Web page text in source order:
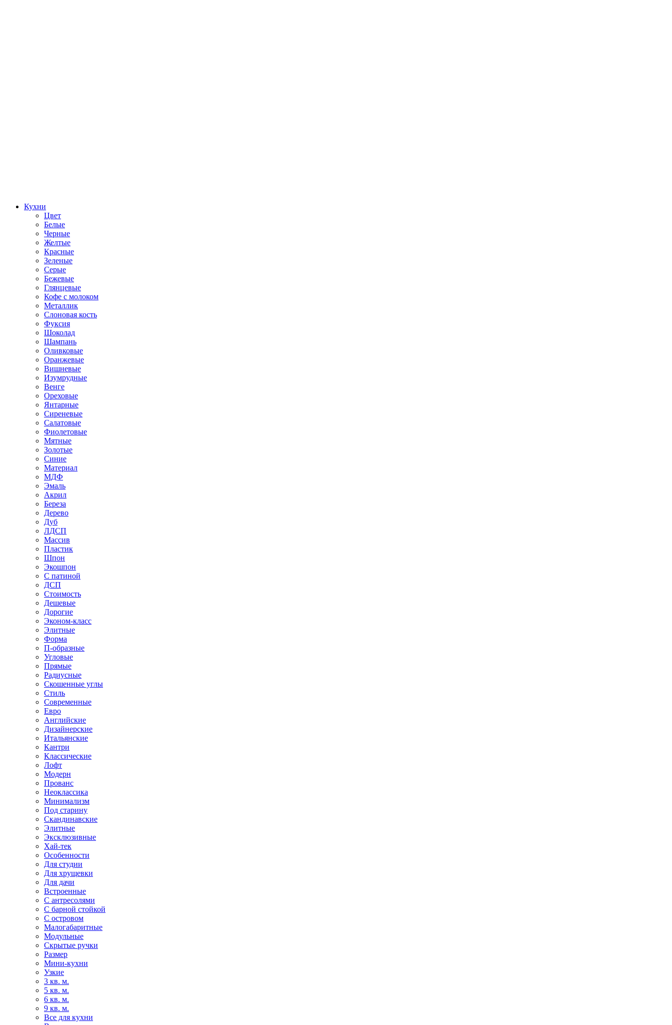
Кухни
Цвет
Белые
Черные
Желтые
Красные
Зеленые
Серые
Бежевые
Глянцевые
Кофе с молоком
Металлик
Слоновая кость
Фуксия
Шоколад
Шампань
Оливковые
Оранжевые
Вишневые
Изумрудные
Венге
Ореховые
Янтарные
Сиреневые
Салатовые
Фиолетовые
Мятные
Золотые
Синие
Материал
МДФ
Эмаль
Акрил
Береза
Дерево
Дуб
ЛДСП
Массив
Пластик
Шпон
Экошпон
С патиной
ДСП
Стоимость
Дешевые
Дорогие
Эконом-класс
Элитные
Форма
П-образные
Угловые
Прямые
Радиусные
Скошенные углы
Стиль
Современные
Евро
Английские
Дизайнерские
Итальянские
Кантри
Классические
Лофт
Модерн
Прованс
Неоклассика
Минимализм
Под старину
Скандинавские
Элитные
Эксклюзивные
Хай-тек
Особенности
Для студии
Для хрущевки
Для дачи
Встроенные
С антресолями
С барной стойкой
С островом
Малогабаритные
Модульные
Скрытые ручки
Размер
Мини-кухни
Узкие
3 кв. м.
5 кв. м.
6 кв. м.
9 кв. м.
Все для кухни